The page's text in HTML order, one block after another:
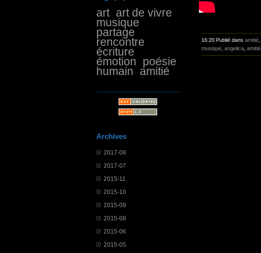
art art de vivre
musique
partage
rencontre
écriture
émotion poésie
humain amitié
Archives
2017-08
2017-07
2015-11
2015-10
2015-09
2015-08
2015-06
2015-05
16:20 Publié dans amitié
musique angelica amitié